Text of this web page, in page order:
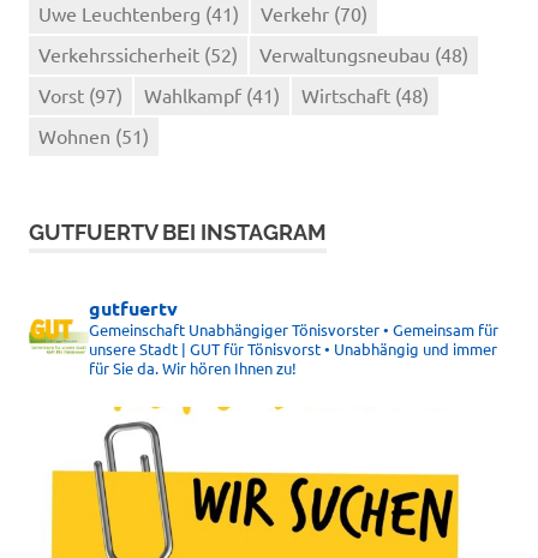
Uwe Leuchtenberg (41) Verkehr (70)
Verkehrssicherheit (52) Verwaltungsneubau (48)
Vorst (97) Wahlkampf (41) Wirtschaft (48)
Wohnen (51)
GUTFUERTV BEI INSTAGRAM
gutfuertv
Gemeinschaft Unabhängiger Tönisvorster • Gemeinsam für
unsere Stadt | GUT für Tönisvorst • Unabhängig und immer
für Sie da. Wir hören Ihnen zu!